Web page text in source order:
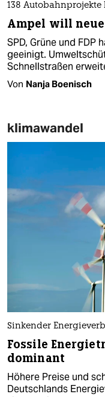
138
Ampel will
SPD, Grüne und FDP
geeinigt.
Schnellstraßen
Von Nanja Boenisch
klimawandel
Sinkender
Fossile
dominant
Höhere Preise und
Deutschlands